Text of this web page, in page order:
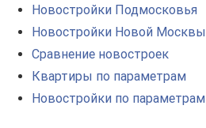
Новостройки Подмосковья
Новостройки Новой Москвы
Сравнение новостроек
Квартиры по параметрам
Новостройки по параметрам